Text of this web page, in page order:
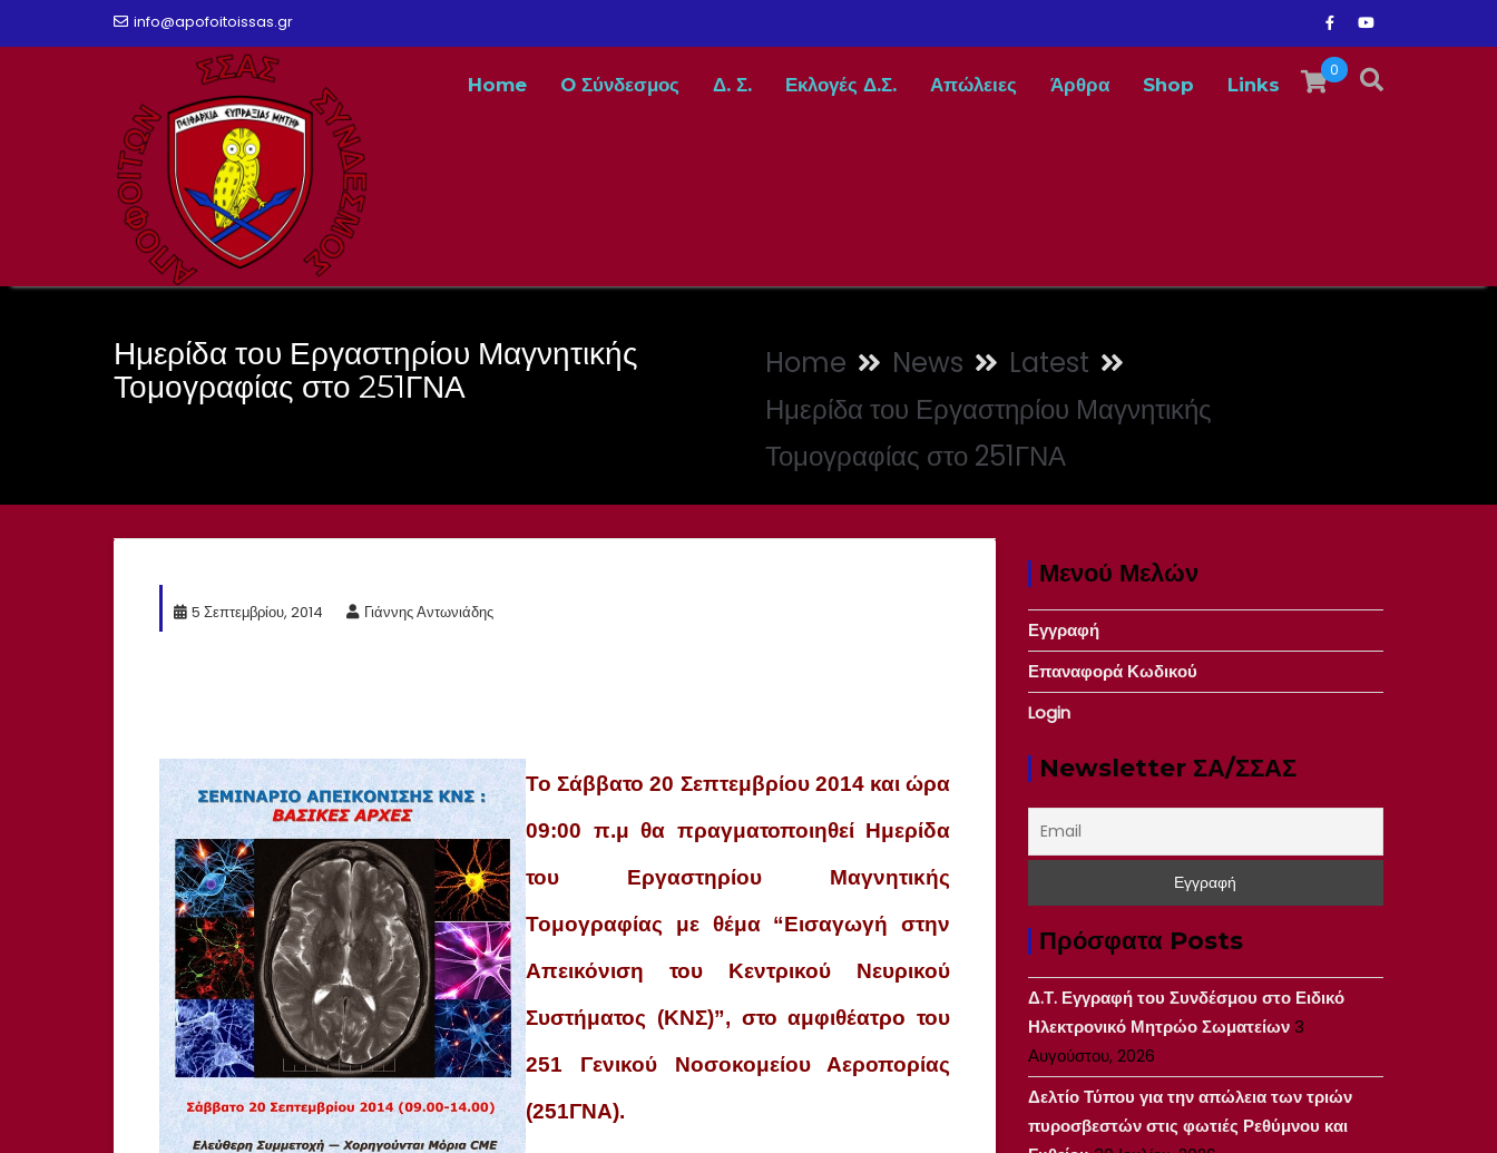
info@apofoitoissas.gr
0
Home O Σύνδεσμος Δ. Σ. Εκλογές Δ.Σ. Απώλειες Άρθρα Shop Links
Ημερίδα του Εργαστηρίου Μαγνητικής
Τομογραφίας στο 251ΓΝΑ
Home News
Latest
Ημερίδα του Εργαστηρίου Μαγνητικής
Τομογραφίας στο 251ΓΝΑ
5 Σεπτεμβρίου, 2014 Γιάννης Αντωνιάδης
Το Σάββατο 20 Σεπτεμβρίου 2014 και ώρα
09:00 π.μ θα πραγματοποιηθεί Ημερίδα
του Εργαστηρίου Μαγνητικής
Τομογραφίας με θέμα “Εισαγωγή στην
Απεικόνιση του Κεντρικού Νευρικού
Συστήματος (ΚΝΣ)”, στο αμφιθέατρο του
251 Γενικού Νοσοκομείου Αεροπορίας
(251ΓΝΑ).
Μενού Μελών
Εγγραφή
Επαναφορά Κωδικού
Login
Newsletter ΣΑ/ΣΣΑΣ
Πρόσφατα Posts
Δ.Τ. Εγγραφή του Συνδέσμου στο Ειδικό
Ηλεκτρονικό Μητρώο Σωματείων3
Αυγούστου, 2026
Δελτίο Τύπου για την απώλεια των τριών
πυροσβεστών στις φωτιές Ρεθύμνου και